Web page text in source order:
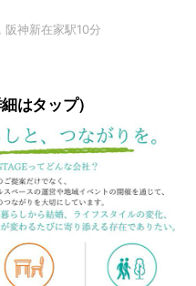
神新在家駅10分
はタップ）